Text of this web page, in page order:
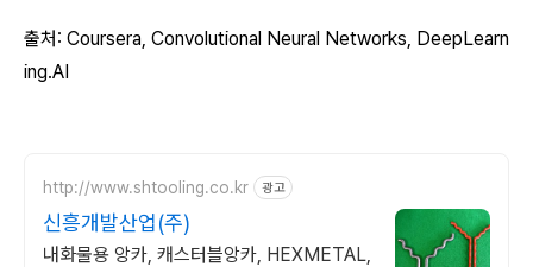
출처: Coursera, Convolutional Neural Networks, DeepLearn
ing.AI
http://www.shtooling.co.kr 광고
신흥개발산업(주)
내화물용 앙카, 캐스터블앙카, HEXMETAL,